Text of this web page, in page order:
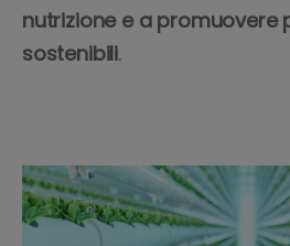
nutrizione e a promuovere
sostenibili.